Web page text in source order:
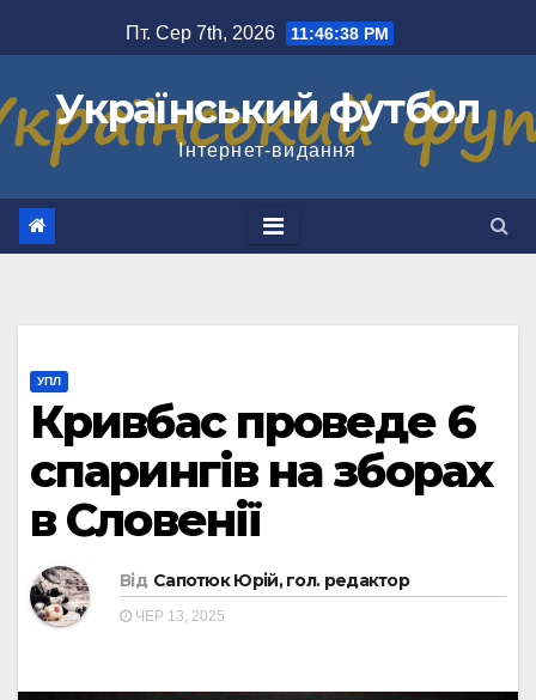
до
Пт. Сер 7th, 2026 11:46:38 PM
Український футбол
Інтернет-видання
УПЛ
Кривбас проведе 6
спарингів на зборах
в Словенії
Від Сапотюк Юрій, гол. редактор
ЧЕР 13, 2025